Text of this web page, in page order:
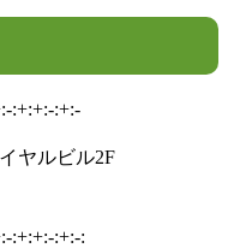
:+:+:-:+:-
ヤルビル2F
:+:+:-:+:-: